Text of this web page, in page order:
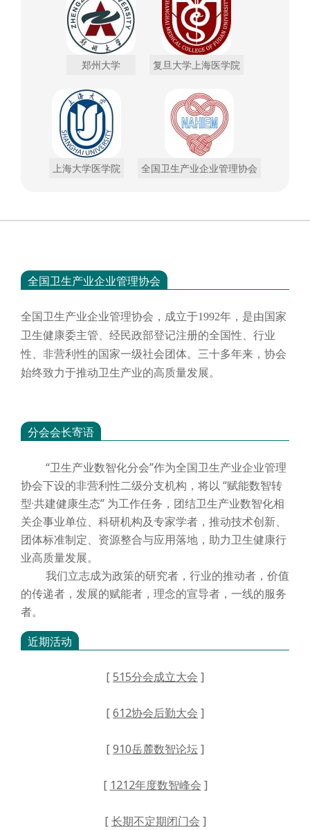
郑州大学 复旦大学上海医学院
上海大学医学院 全国卫生产业企业管理协会
全国卫生产业企业管理协会
全国卫生产业企业管理协会，成立于1992年，是由国家
卫生健康委主管、经民政部登记注册的全国性、行业
性、非营利性的国家一级社会团体。三十多年来，协会
始终致力于推动卫生产业的高质量发展。
分会会长寄语
“卫生产业数智化分会”作为全国卫生产业企业管理
协会下设的非营利性二级分支机构，将以 “赋能数智转
型·共建健康生态” 为工作任务，团结卫生产业数智化相
关企事业单位、科研机构及专家学者，推动技术创新、
团体标准制定、资源整合与应用落地，助力卫生健康行
业高质量发展。
我们立志成为政策的研究者，行业的推动者，价值
的传递者，发展的赋能者，理念的宣导者，一线的服务
者。
近期活动
[515分会成立大会 ]
[612协会后勤大会 ]
[910岳麓数智论坛]
[ 1212年度数智峰会 ]
[长期不定期闭门会 ]